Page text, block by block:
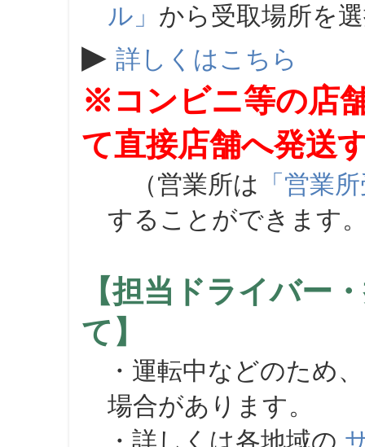
ル」 から受取場所を
▶ 詳しくはこちら
※コンビニ等の店
て直接店舗へ発送
（営業所は 「営業
することができます
【担当ドライバー
て】
・運転中などのため
場合があります。
・詳しくは各地域の